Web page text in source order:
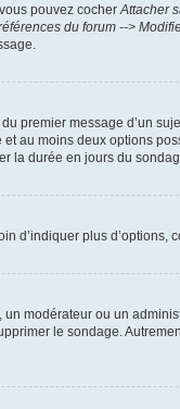
pouvez cocher Attacher
du forum -->
premier message d’un
au moins deux options
la durée en jours du
d’indiquer plus d’options,
modérateur ou un
le sondage.